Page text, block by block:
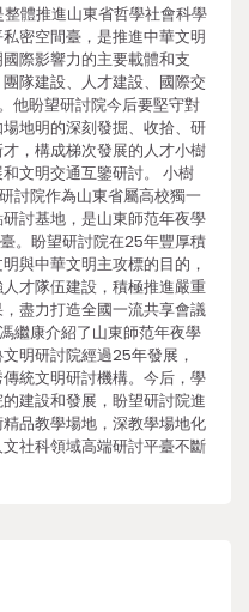
體推進山東省哲學社會科學
密空間臺，是推進中華文明
際影響力的主要載體和支
隊建設、人才建設、國際交
他盼望研討院今后要堅守對
地明的深刻發掘、收拾、研
，構成梯次發展的人才小樹
文明交通互鑒研討。 小樹
討院作為山東省屬高校獨一
討基地，是山東師范年夜學
。盼望研討院在25年豐厚積
與中華文明主攻標的目的，
才隊伍建設，積極推進嚴重
盡力打造全國一流共享會議
繼康介紹了山東師范年夜學
明研討院經過25年發展，
統文明研討機構。今后，學
建設和發展，盼望研討院進
品教學場地，深教學場地化
社科領域高端研討平臺不斷